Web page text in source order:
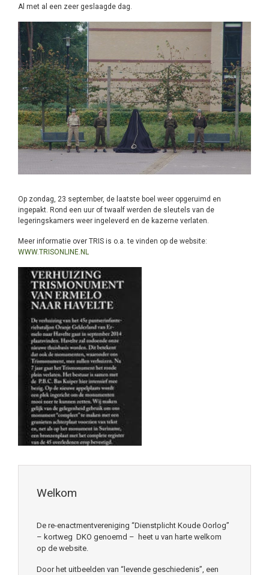
Al met al een zeer geslaagde dag.
Op zondag, 23 september, de laatste boel weer opgeruimd en
ingepakt. Rond een uur of twaalf werden de sleutels van de
legeringskamers weer ingeleverd en de kazerne verlaten.
Meer informatie over TRIS is o.a. te vinden op de website:
WWW.TRISONLINE.NL
Welkom
De re-enactmentvereniging “Dienstplicht Koude Oorlog”
– kortweg DKO genoemd – heet u van harte welkom
op de website.
Door het uitbeelden van “levende geschiedenis”, een